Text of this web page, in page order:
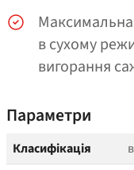
Максимальна
в сухому
вигорання
Параметри
Класифікація